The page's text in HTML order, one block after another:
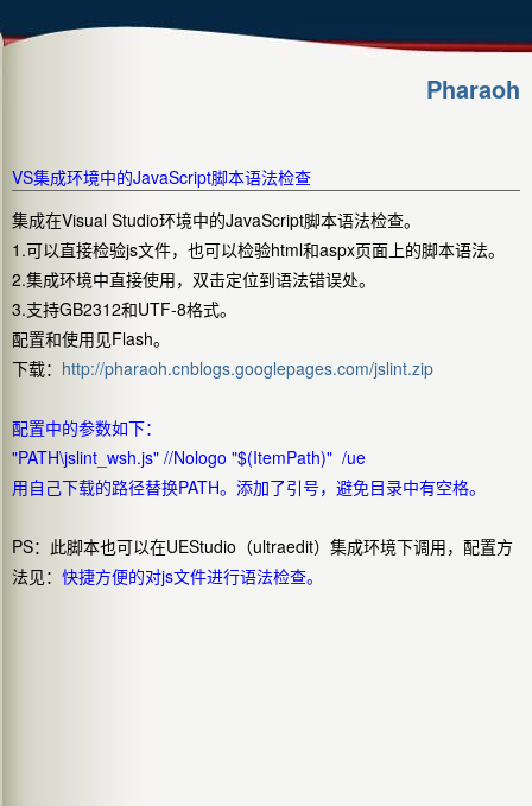
Pharaoh
VS集成环境中的JavaScript脚本语法检查
集成在Visual Studio环境中的JavaScript脚本语法检查。
1.可以直接检验js文件，也可以检验html和aspx页面上的脚本语法。
2.集成环境中直接使用，双击定位到语法错误处。
3.支持GB2312和UTF-8格式。
配置和使用见Flash。
下载： http://pharaoh.cnblogs.googlepages.com/jslint.zip
配置中的参数如下：
"PATH\jslint_wsh.js" //Nologo "$(ItemPath)" /ue
用自己下载的路径替换PATH。添加了引号，避免目录中有空格。
PS：此脚本也可以在UEStudio（ultraedit）集成环境下调用，配置方
法见： 快捷方便的对js文件进行语法检查。